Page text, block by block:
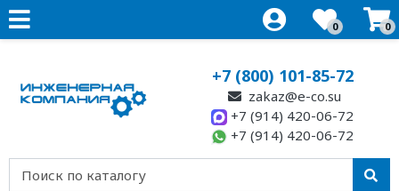
0 0
+7 (800) 101-85-72
zakaz@e-co.su
+7 (914) 420-06-72
+7 (914) 420-06-72